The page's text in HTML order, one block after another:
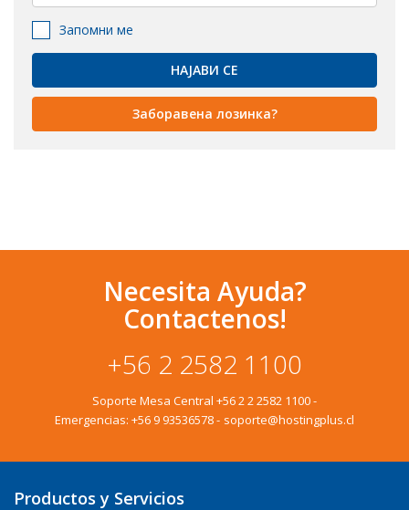
Запомни ме
Заборавена лозинка?
Necesita Ayuda?
Contactenos!
+56 2 2582 1100
Soporte Mesa Central +56 2 2 2582 1100-
Emergencias: +56 9 93536578- soporte@hostingplus.cl
Productos y Servicios